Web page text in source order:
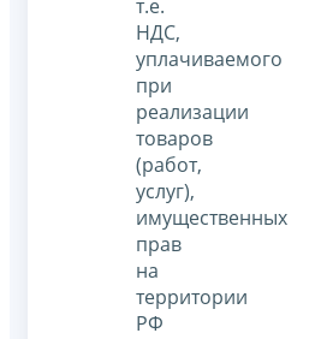
т.е.
НДС,
уплачиваемого
при
реализации
товаров
(работ,
услуг),
имущественных
прав
на
территории
РФ